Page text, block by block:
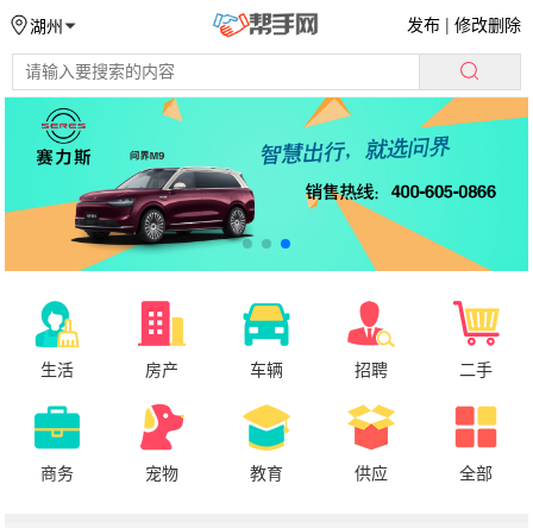
湖州 发布 |修改删除
生活 房产 车辆 招聘 二手
商务 宠物 教育 供应 全部